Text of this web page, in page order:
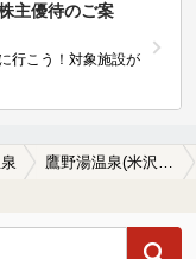
主優待のご案
行こう！対象施設が
鷹野湯温泉(米沢)のサウナ施設おすすめ1選(2026年版)